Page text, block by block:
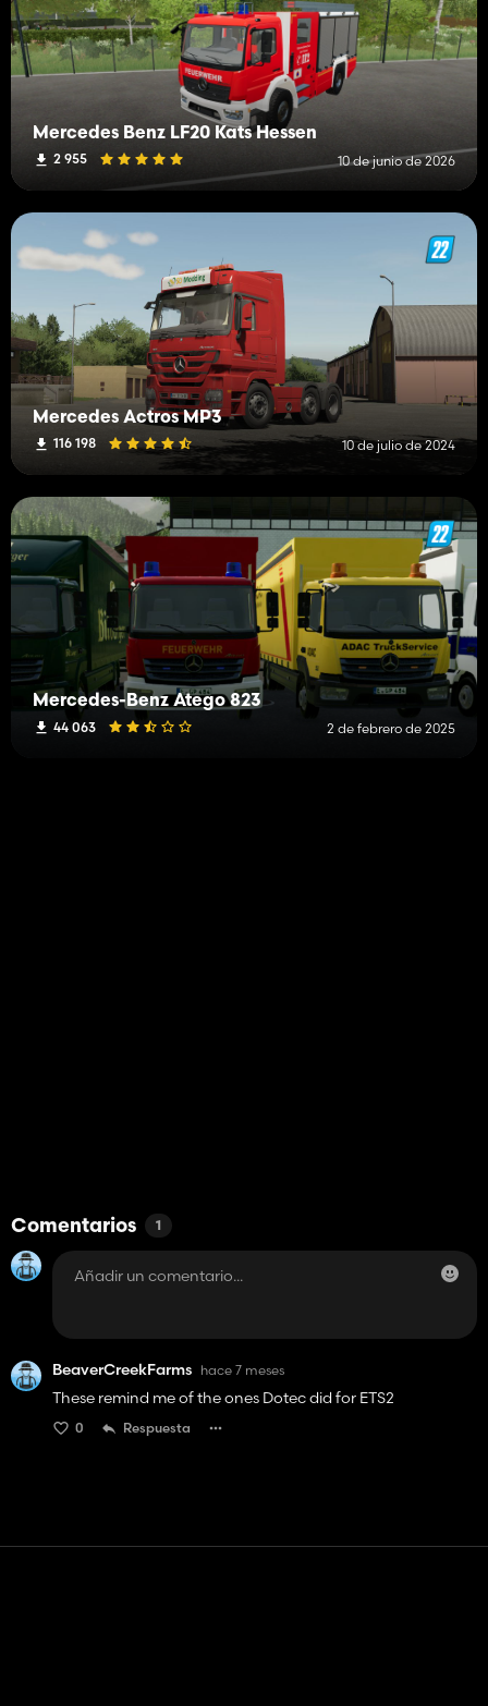
Mercedes Benz LF20 Kats Hessen
2 955 10 de junio de 2026
Mercedes Actros MP3
116 198 10 de julio de 2024
Mercedes-Benz Atego 823
44 063 2 de febrero de 2025
Comentarios 1
BeaverCreekFarms hace 7 meses
These remind me of the ones Dotec did for ETS2
0 Respuesta